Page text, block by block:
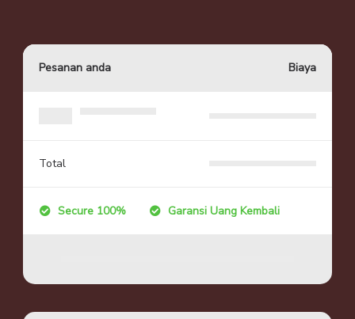
Pesanan anda Biaya
Total
Secure 100% Garansi Uang Kembali